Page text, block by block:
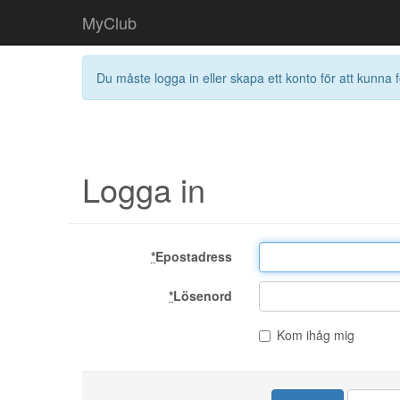
MyClub
Du måste logga in eller skapa ett konto för att kunna
Logga in
*Epostadress
*Lösenord
Kom ihåg mig